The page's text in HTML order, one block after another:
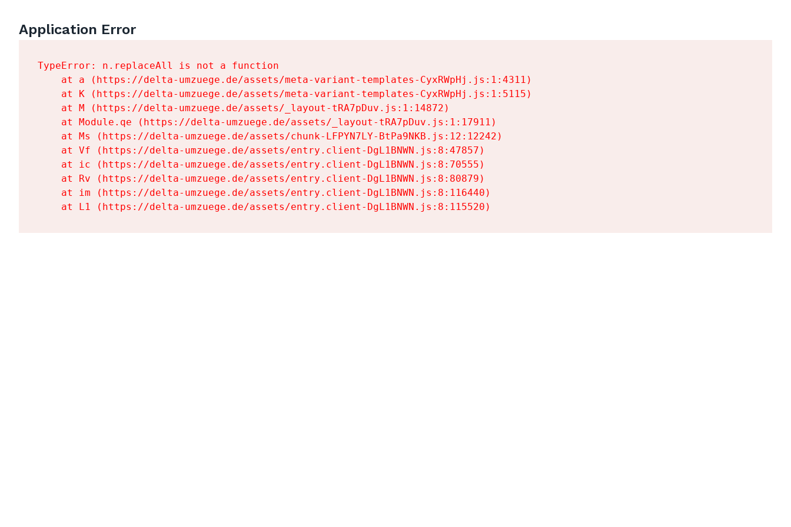
Application Error
TypeError: n.replaceAll is not a function
    at a (https://delta-umzuege.de/assets/meta-variant-templates-CyxRWpHj.js:1:4311)
    at K (https://delta-umzuege.de/assets/meta-variant-templates-CyxRWpHj.js:1:5115)
    at M (https://delta-umzuege.de/assets/_layout-tRA7pDuv.js:1:14872)
    at Module.qe (https://delta-umzuege.de/assets/_layout-tRA7pDuv.js:1:17911)
    at Ms (https://delta-umzuege.de/assets/chunk-LFPYN7LY-BtPa9NKB.js:12:12242)
    at Vf (https://delta-umzuege.de/assets/entry.client-DgL1BNWN.js:8:47857)
    at ic (https://delta-umzuege.de/assets/entry.client-DgL1BNWN.js:8:70555)
    at Rv (https://delta-umzuege.de/assets/entry.client-DgL1BNWN.js:8:80879)
    at im (https://delta-umzuege.de/assets/entry.client-DgL1BNWN.js:8:116440)
    at L1 (https://delta-umzuege.de/assets/entry.client-DgL1BNWN.js:8:115520)